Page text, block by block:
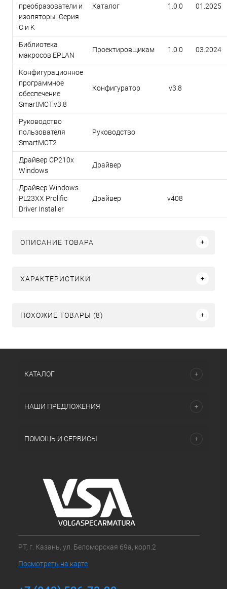
преобразователи и
изоляторы. Серия
C и K
Каталог 1.0.0 01.2025
Библиотека
макросов EPLAN
Проектировщикам 1.0.0 03.2024
Конфигурационное
программное
обеспечение
SmartMCT.v3.8
Конфигуратор v3.8
Руководство
пользователя
SmartMCT2
Руководство
Драйвер CP210x
Windows
Драйвер
Драйвер Windows
PL23XX Prolific
Driver Installer
Драйвер v408
ОПИСАНИЕ ТОВАРА
ХАРАКТЕРИСТИКИ
ПОХОЖИЕ ТОВАРЫ (8)
КАТАЛОГ
НАШИ ПРЕДЛОЖЕНИЯ
ПОМОЩЬ И СЕРВИСЫ
РТ, г. Казань, ул. Беломорская 69а, корп.2
Посмотреть на карте